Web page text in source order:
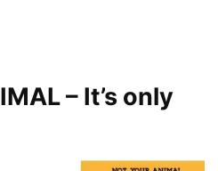
– It’s only